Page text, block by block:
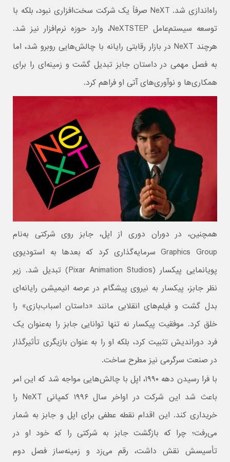
راه‌اندازی شد. NeXT صرفاً یک شرکت سخت‌افزاری نبود، بلکه با
توسعه سیستم‌عامل NeXTSTEP، وارد حوزه‌ نرم‌افزار نیز شد.
هرچند NeXT در بازار رقابتی رایانه با چالش‌هایی روبرو شد، اما
به فصل مهمی در داستان جابز تبدیل گشت و زمینه‌ای را برای
همکاری‌ها و نوآوری‌های آتی او فراهم کرد.
همچنین، در دوران دوری از اپل، جابز روی شرکتی به‌نام
Graphics Group سرمایه‌گذاری کرد که بعدها به استودیوی
پویانمایی پیکسار (Pixar Animation Studios) تبدیل شد. زیر
نظر جابز، پیکسار به نیروی پیشگام در عرصه انیمیشن رایانه‌ای
بدل گشت و فیلم‌های انقلابی مانند «داستان اسباب‌بازی» را
خلق کرد. موفقیت پیکسار نه تنها توانایی جابز را به‌عنوان یک
فرد دوراندیش تثبیت کرد، بلکه او را به عنوان بازیگری تأثیرگذار
در صنعت سرگرمی نیز مطرح ساخت.
با فرا رسیدن دهه ۱۹۹۰، اپل با چالش‌هایی مواجه شد که این امر
باعث شد این شرکت در اواخر سال ۱۹۹۶ کمپانی NeXT را
خریداری کند. این اقدام نقطه عطفی برای اپل و جابز به شمار
می‌رفت؛ چرا که بازگشت جابز به شرکتی را که خود او در
تأسیسش نقش داشت، رقم می‌زد و زمینه‌ساز فصل دوم